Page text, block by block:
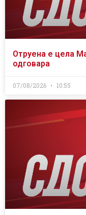
Отруена е цела
одговара
07/08/2026 10:55